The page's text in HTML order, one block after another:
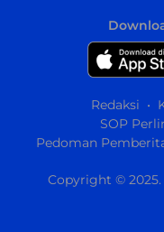
Redaksi
SOP
Pedoman
Copyright ©